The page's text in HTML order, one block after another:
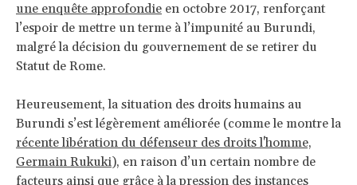
une enquête approfondie en octobre 2017, renforçant
l’espoir de mettre un terme à l’impunité au Burundi,
malgré la décision du gouvernement de se retirer du
Statut de Rome.
Heureusement, la situation des droits humains au
Burundi s’est légèrement améliorée (comme le montre la
récente libération du défenseur des droits l'homme,
Germain Rukuki), en raison d’un certain nombre de
facteurs ainsi que grâce à la pression des instances